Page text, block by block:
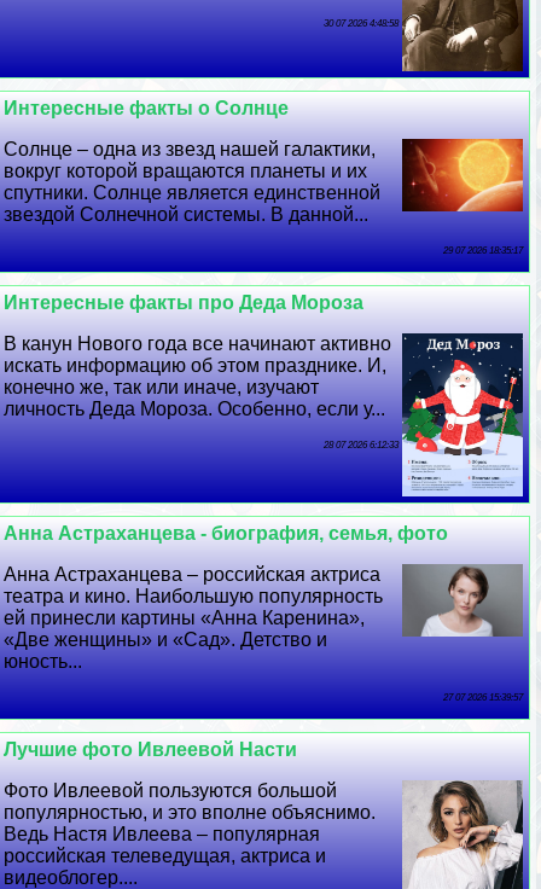
30 07 2026 4:48:58
Интересные факты о Солнце
Солнце – одна из звезд нашей галактики,
вокруг которой вращаются планеты и их
спутники. Солнце является единственной
звездой Солнечной системы. В данной...
29 07 2026 18:35:17
Интересные факты про Деда Мороза
В канун Нового года все начинают активно
искать информацию об этом празднике. И,
конечно же, так или иначе, изучают
личность Деда Мороза. Особенно, если у...
28 07 2026 6:12:33
Анна Астpaxaнцева - биография, семья, фото
Анна Астpaxaнцева – российская актриса
театра и кино. Наибольшую популярность
ей принесли картины «Анна Каренина»,
«Две женщины» и «Сад». Детство и
юность...
27 07 2026 15:39:57
Лучшие фото Ивлеевой Насти
Фото Ивлеевой пользуются большой
популярностью, и это вполне объяснимо.
Ведь Настя Ивлеева – популярная
российская телеведущая, актриса и
видеоблогер....